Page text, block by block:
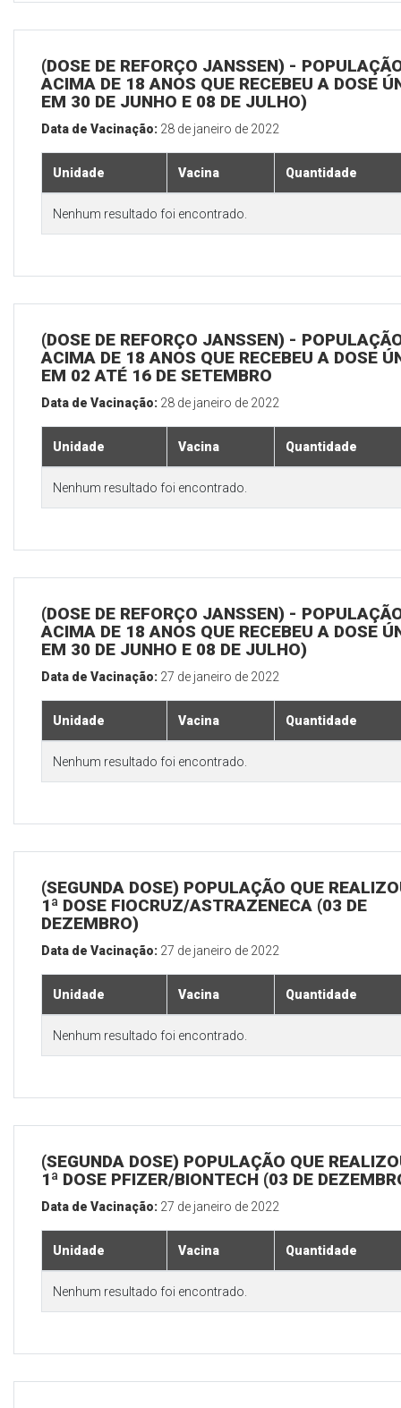
(DOSE DE REFORÇO JANSSEN) -
ACIMA DE 18 ANOS QUE RECEBEU A DOSE
EM 30 DE JUNHO E 08 DE JULHO)
Data de Vacinação: 28 de janeiro de 2022
Unidade Vacina Quantidade
Nenhum resultado foi encontrado.
(DOSE DE REFORÇO JANSSEN) -
ACIMA DE 18 ANOS QUE RECEBEU A DOSE
EM 02 ATÉ 16 DE SETEMBRO
Data de Vacinação: 28 de janeiro de 2022
Unidade Vacina Quantidade
Nenhum resultado foi encontrado.
(DOSE DE REFORÇO JANSSEN) -
ACIMA DE 18 ANOS QUE RECEBEU A DOSE
EM 30 DE JUNHO E 08 DE JULHO)
Data de Vacinação: 27 de janeiro de 2022
Unidade Vacina Quantidade
Nenhum resultado foi encontrado.
(SEGUNDA DOSE) POPULAÇÃO QUE
1ª DOSE FIOCRUZ/ASTRAZENECA (03 DE
DEZEMBRO)
Data de Vacinação: 27 de janeiro de 2022
Unidade Vacina Quantidade
Nenhum resultado foi encontrado.
(SEGUNDA DOSE) POPULAÇÃO QUE
1ª DOSE PFIZER/BIONTECH (03 DE
Data de Vacinação: 27 de janeiro de 2022
Unidade Vacina Quantidade
Nenhum resultado foi encontrado.